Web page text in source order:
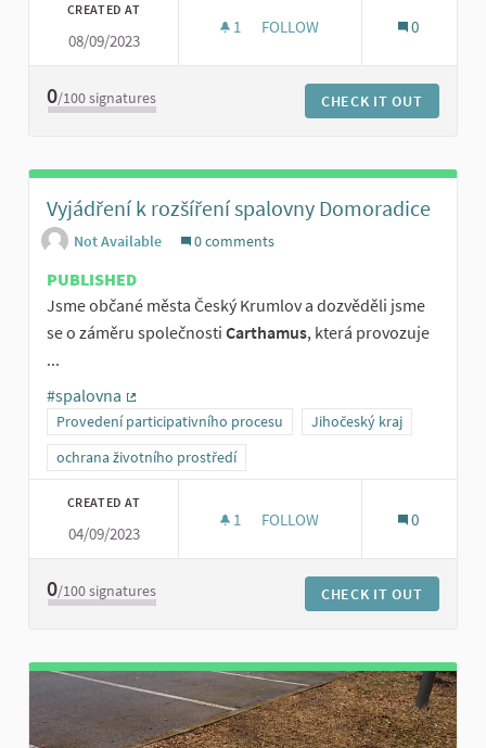
CREATED AT
08/09/2023
1 1 FOLLOWER
FOLLOW 0
0/100signatures CHECK IT OUT
Vyjádření k rozšíření spalovny Domoradice
Not Available 0 comments
PUBLISHED
Jsme občané města Český Krumlov a dozvěděli jsme
se o záměru společnosti Carthamus, která provozuje
...
#spalovna
(External link)
Provedení participativního procesu
Jihočeský kraj
ochrana životního prostředí
CREATED AT
04/09/2023
1 1 FOLLOWER
FOLLOW 0
0/100signatures CHECK IT OUT